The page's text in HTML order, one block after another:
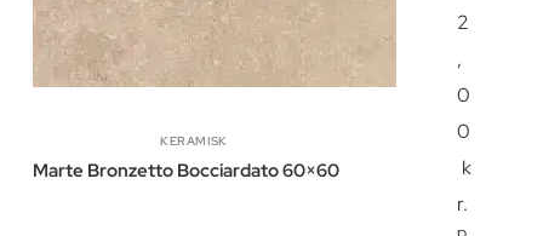
KERAMISK
Marte Bronzetto Bocciardato 60×60
2
,
0
0
k
r.